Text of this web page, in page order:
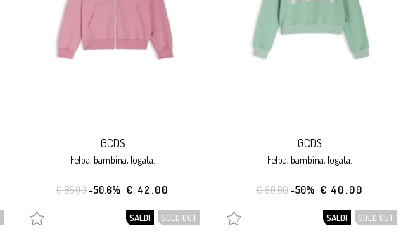
GCDS
felpa, bambina, logata.
€ 85.00-50.6% € 42.00
GCDS
felpa, bambina, logata.
€ 80.00-50% € 40.00
SALDI SOLD OUT SALDI SOLD OUT